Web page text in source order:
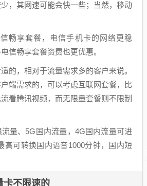
，其网速可能会快一些；当然，移动
畅享套餐，电信手机卡的网络更稳
信畅享套餐资费也更优惠。
的，相对于流量需求多的客户来说。
端需求的，可以考虑互联网套餐，比
看腾讯视频，而无限量套餐则不限制
量、5G国内流量，4G国内流量可进
高可转换国内语音1000分钟，国内短
卡不限速的